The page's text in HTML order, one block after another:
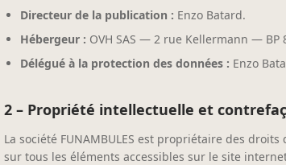
Directeur de la publication : Enzo Batard.
Hébergeur : OVH SAS — 2 rue Kellermann — BP
Délégué à la protection des données : Enzo
2 – Propriété intellectuelle et
La société FUNAMBULES est propriétaire des
sur tous les éléments accessibles sur le site